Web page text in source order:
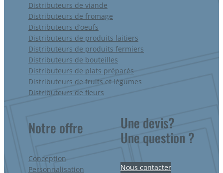
Distributeurs de viande
Distributeurs de fromage
Distributeurs d’oeufs
Distributeurs de produits laitiers
Distributeurs de produits fermiers
Distributeurs de bouteilles
Distributeurs de plats préparés
Distributeurs de fruits et légumes
Distributeurs de fleurs
Notre offre
Conception
Personnalisation
Une devis?
Une question ?
Nous contacter